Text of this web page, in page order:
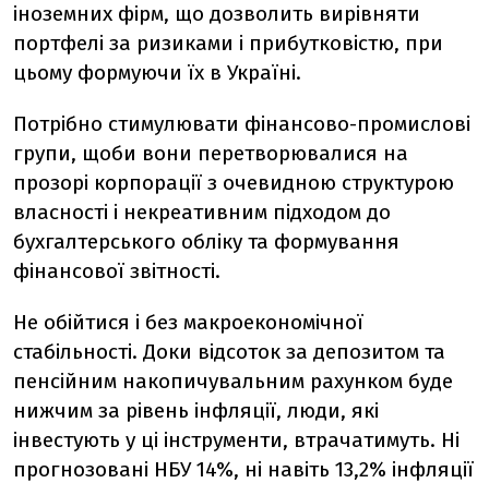
іноземних фірм, що дозволить вирівняти
портфелі за ризиками і прибутковістю, при
цьому формуючи їх в Україні.
Потрібно стимулювати фінансово-промислові
групи, щоби вони перетворювалися на
прозорі корпорації з очевидною структурою
власності і некреативним підходом до
бухгалтерського обліку та формування
фінансової звітності.
Не обійтися і без макроекономічної
стабільності. Доки відсоток за депозитом та
пенсійним накопичувальним рахунком буде
нижчим за рівень інфляції, люди, які
інвестують у ці інструменти, втрачатимуть. Ні
прогнозовані НБУ 14%, ні навіть 13,2% інфляції